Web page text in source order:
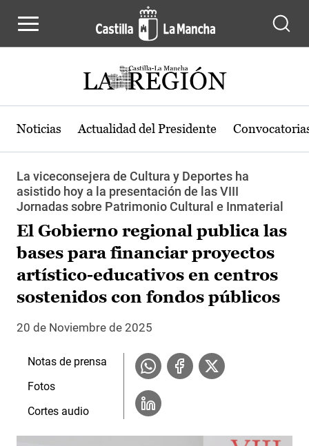
Noticias Actualidad del Presidente
La viceconsejera de Cultura y Deportes ha
asistido hoy a la presentación de las VIII
Jornadas sobre Patrimonio Cultural e Inmaterial
El Gobierno regional publica las
bases para financiar proyectos
artístico-educativos en centros
sostenidos con fondos públicos
20 de Noviembre de 2025
Notas de prensa
Fotos
Cortes audio